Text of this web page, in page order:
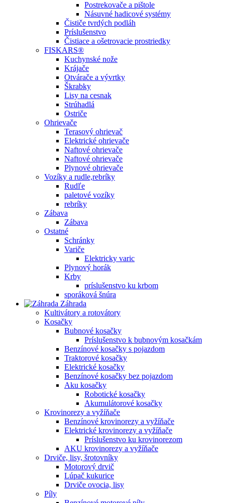
Postrekovače a pištole
Násuvné hadicové systémy
Čističe tvrdých podláh
Príslušenstvo
Čistiace a ošetrovacie prostriedky
FISKARS®
Kuchynské nože
Krájače
Otvárače a vývrtky
Škrabky
Lisy na cesnak
Strúhadlá
Ostriče
Ohrievače
Terasový ohrievač
Elektrické ohrievače
Naftové ohrievače
Naftové ohrievače
Plynové ohrievače
Vozíky a rudle,rebríky
Rudľe
paletové vozíky
rebríky
Zábava
Zábava
Ostatné
Schránky
Variče
Elektricky varic
Plynový horák
Krby
príslušenstvo ku krbom
sporáková šnúra
Záhrada
Kultivátory a rotovátory
Kosačky
Bubnové kosačky
Príslušenstvo k bubnovým kosačkám
Benzínové kosačky s pojazdom
Traktorové kosačky
Elektrické kosačky
Benzínové kosačky bez pojazdom
Aku kosačky
Robotické kosačky
Akumulátorové kosačky
Krovinorezy a vyžíňače
Benzínové krovinorezy a vyžíňače
Elektrické krovinorezy a vyžíňače
Príslušenstvo ku krovinorezom
AKU krovinorezy a vyžíňače
Drviče, lisy, šrotovníky
Motorový drvič
Lúpač kukurice
Drviče ovocia, lisy
Píly